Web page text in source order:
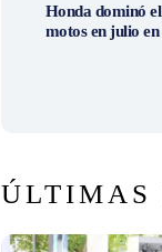
Honda dominó
motos en julio en
ÚLTIMAS